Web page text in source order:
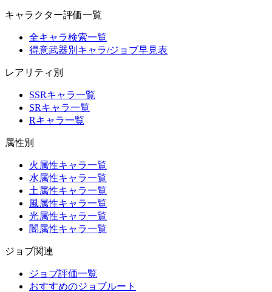
キャラクター評価一覧
全キャラ検索一覧
得意武器別キャラ/ジョブ早見表
レアリティ別
SSRキャラ一覧
SRキャラ一覧
Rキャラ一覧
属性別
火属性キャラ一覧
水属性キャラ一覧
土属性キャラ一覧
風属性キャラ一覧
光属性キャラ一覧
闇属性キャラ一覧
ジョブ関連
ジョブ評価一覧
おすすめのジョブルート